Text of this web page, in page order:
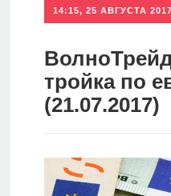
Инвестиции
Дивиденды
Волновой
14:15, 25 АВГУСТА 2017
тройка по
(21.07.2017)